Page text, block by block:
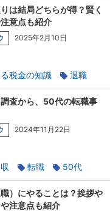
は結局どちらが得？賢く
意点も紹介
2025年2月10日
税金の知識
退職
査から、50代の転職事
2024年11月22日
転職
50代
）にやることは？挨拶や
注意点も紹介